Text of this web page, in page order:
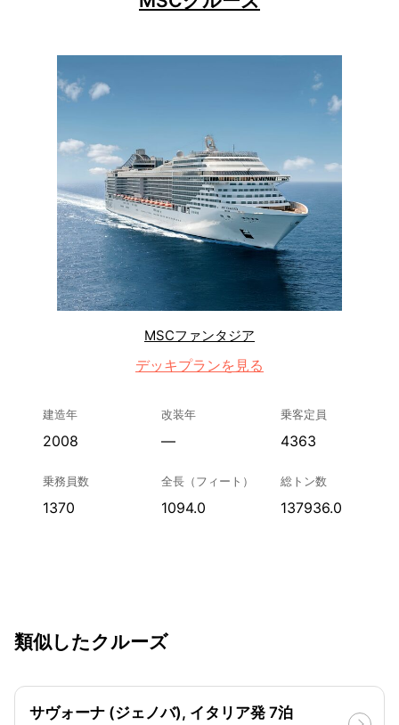
MSCファンタジア
デッキプランを見る
建造年
2008
改装年
—
乗客定員
4363
乗務員数
1370
全長（フィート）
1094.0
総トン数
137936.0
類似したクルーズ
サヴォーナ (ジェノバ), イタリア発 7泊